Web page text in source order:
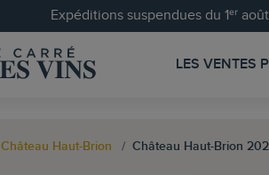
Expéditions suspendues du 1ᵉʳ
LES VENTES
Château Haut-Brion Château Haut-Brion